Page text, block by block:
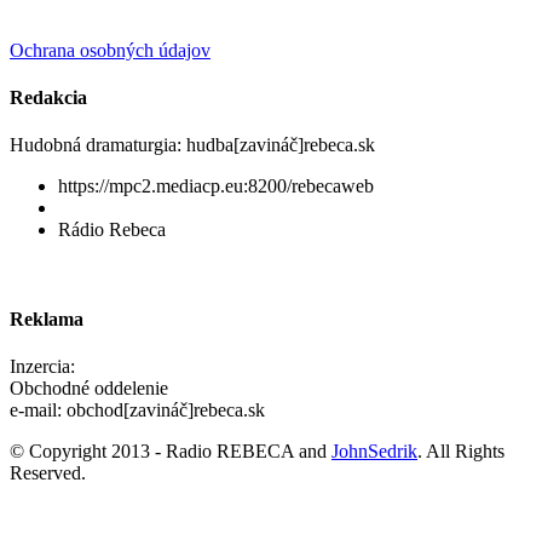
Ochrana osobných údajov
Redakcia
Hudobná dramaturgia: hudba[zavináč]rebeca.sk
https://mpc2.mediacp.eu:8200/rebecaweb
Rádio Rebeca
Reklama
Inzercia:
Obchodné oddelenie
e-mail: obchod[zavináč]rebeca.sk
© Copyright 2013 - Radio REBECA and JohnSedrik. All Rights
Reserved.